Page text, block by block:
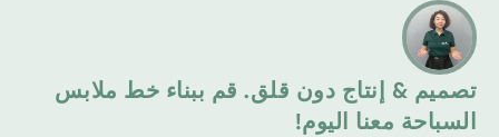
تصميم & إنتاج دون قلق. قم ببناء خط ملابس
السباحة معنا اليوم!